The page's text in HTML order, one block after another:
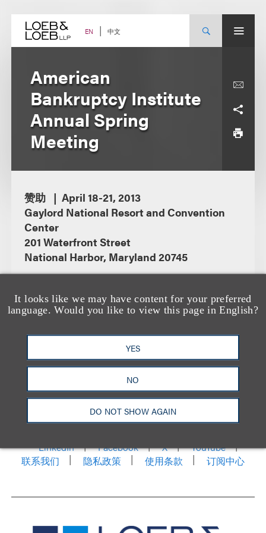
content EN 中文
It looks like we may have content for your preferred
language. Would you like to view this page in English?
YES
NO
DO NOT SHOW AGAIN
American
Bankruptcy Institute
Annual Spring
Meeting
赞助
April 18-21, 2013
Gaylord National Resort and Convention
Center
201 Waterfront Street
National Harbor, Maryland 20745
洛杉矶 纽约 芝加哥
那什维尔
旧金山 泰森斯
香港
LinkedIn
Facebook X
YouTube
联系我们
隐私政策 使用条款 订阅中心